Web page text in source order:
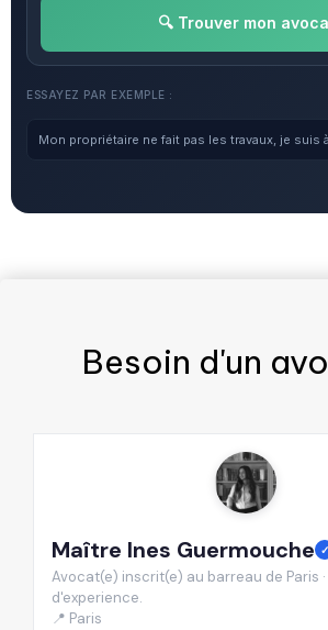
🔍 Trouver mon
ESSAYEZ PAR EXEMPLE :
Mon propriétaire ne fait pas les travaux, je suis
Besoin d'un
Maître Ines Guermouche ✓
Avocat(e) inscrit(e) au barreau de Paris ·
d'experience.
📍 Paris